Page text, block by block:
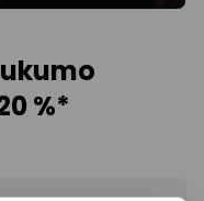
%*